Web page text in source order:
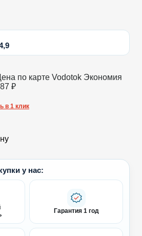
по карте Vodotok Экономия
₽
в 1 клик
у нас:
Гарантия 1 год